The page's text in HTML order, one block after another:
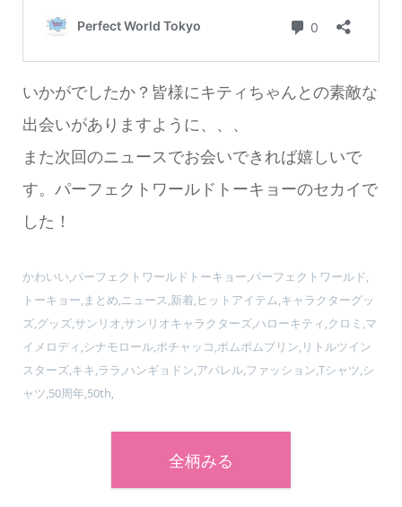
いかがでしたか？皆様にキティちゃんとの素敵な
出会いがありますように、、、
また次回のニュースでお会いできれば嬉しいで
す。パーフェクトワールドトーキョーのセカイで
した！
かわいい,パーフェクトワールドトーキョー,パーフェクトワールド,
トーキョー,まとめ,ニュース,新着,ヒットアイテム,キャラクターグッ
ズ,グッズ,サンリオ,サンリオキャラクターズ,ハローキティ,クロミ,マ
イメロディ,シナモロール,ポチャッコ,ポムポムプリン,リトルツイン
スターズ,キキ,ララ,ハンギョドン,アパレル,ファッション,Tシャツ,シ
ャツ,50周年,50th,
全柄みる